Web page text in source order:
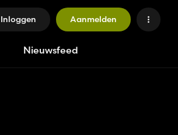
Inloggen Aanmelden
Nieuwsfeed